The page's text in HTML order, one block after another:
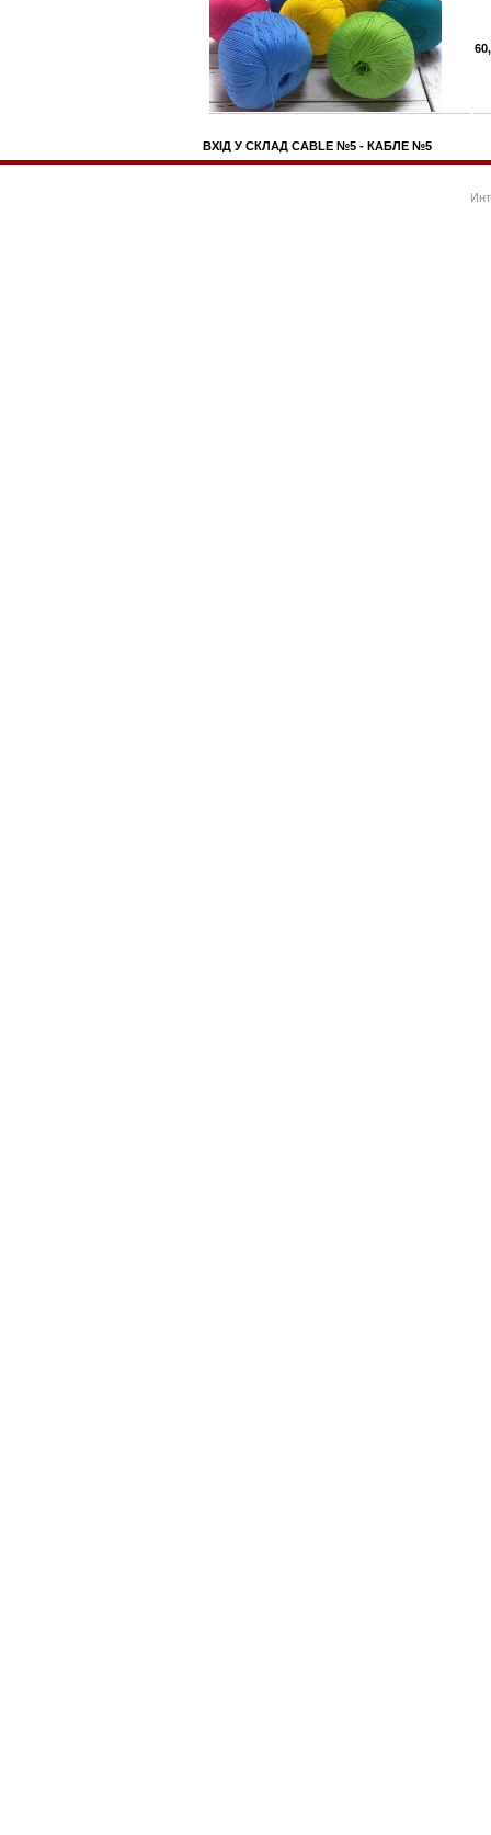
ВХІД У СКЛАД CABLE №5 - КАБЛЕ №5